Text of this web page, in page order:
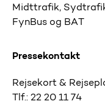
Midttrafik,
FynBus og BAT
Pressekontakt
Rejsekort &
Tlf.: 22 20 11 74